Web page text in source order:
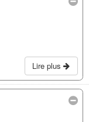
Lire plus